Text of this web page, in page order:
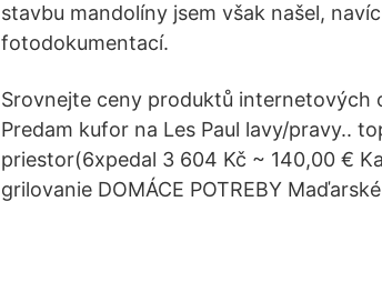
stavbu mandolíny jsem však našel,
fotodokumentací.
Srovnejte ceny produktů internetových
Predam kufor na Les Paul lavy/pravy..
priestor(6xpedal 3 604 Kč ~ 140,00 €
grilovanie DOMÁCE POTREBY